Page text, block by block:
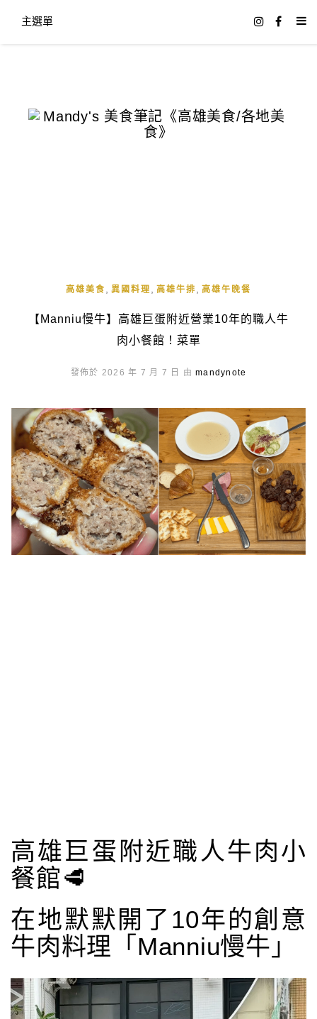
主選單
高雄美食 異國料理 高雄牛排 高雄午晚餐
【Manniu慢牛】高雄巨蛋附近營業10年的職人牛
肉小餐館！菜單
發佈於 2026 年 7 月 7 日 由 mandynote
高雄巨蛋附近職人牛肉小
餐館🥩
在地默默開了10年的創意
牛肉料理「Manniu慢牛」